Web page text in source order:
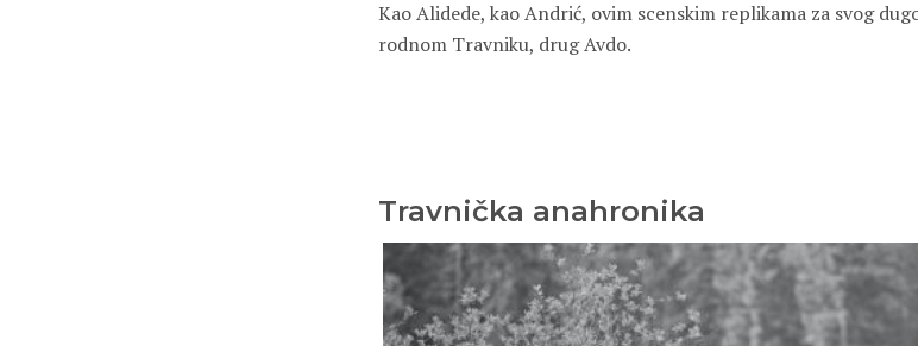
Kao Alidede, kao Andrić, ovim scenskim replikama za svog
rodnom Travniku, drug Avdo.
Travnička anahronika